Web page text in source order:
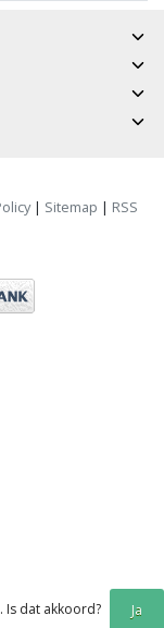
| Sitemap | RSS
Is dat akkoord? Ja